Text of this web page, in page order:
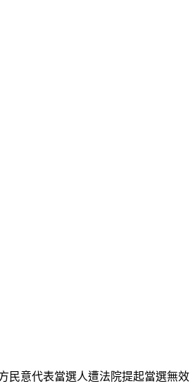
民意代表當選人遭法院提起當選無效